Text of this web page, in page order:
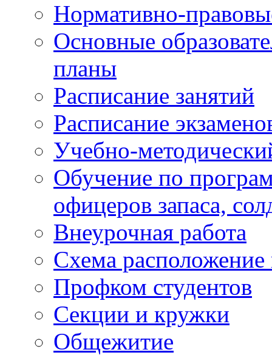
Нормативно-
Основные
планы
Расписание занятий
Расписание
Учебно-
Обучение по
офицеров запаса,
Внеурочная работа
Схема расположение
Профком студентов
Секции и кружки
Общежитие